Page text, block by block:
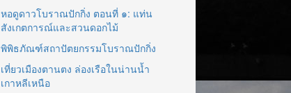
หอดูดาวโบราณปักกิ่ง ตอนที่ ๑: แท่น
สังเกตการณ์และสวนดอกไม้
พิพิธภัณฑ์สถาปัตยกรรมโบราณปักกิ่ง
เที่ยวเมืองตานตง ล่องเรือในน่านน้ำ
เกาหลีเหนือ